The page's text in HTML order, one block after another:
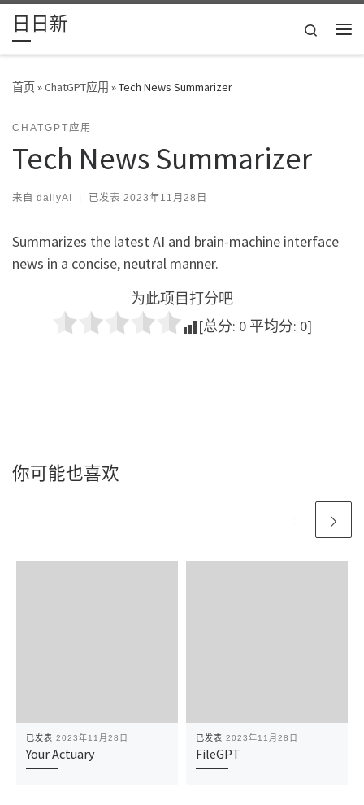
Skip to content
日日新
Search
首页»ChatGPT应用 »Tech News Summarizer
CHATGPT应用
Tech News Summarizer
来自 dailyAI | 已发表 2023年11月28日
Summarizes the latest AI and brain-machine interface
news in a concise, neutral manner.
为此项目打分吧
[总分: 0 平均分: 0]
你可能也喜欢
已发表 2023年11月28日
Your Actuary
已发表 2023年11月28日
FileGPT